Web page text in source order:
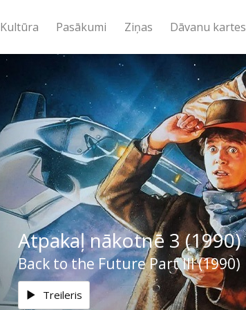
Kultūra Pasākumi Ziņas Dāvanu kartes
Atpakaļ nākotnē 3 (1990)
Back to the Future Part III (1990)
Treileris